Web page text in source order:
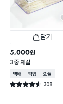
담기
5,000원
3중 채칼
택배배송매장픽업오늘배송
별점 4.6점 308
건 작성